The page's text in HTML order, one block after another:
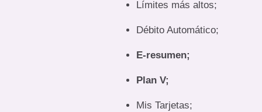
Límites más altos;
Débito Automático;
E-resumen;
Plan V;
Mis Tarjetas;